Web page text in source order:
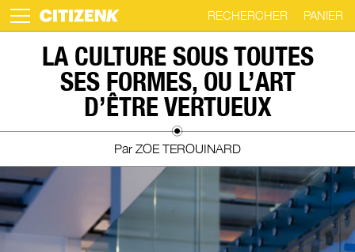
RECHERCHER PANIER
LA CULTURE SOUS TOUTES
SES FORMES, OU L’ART
D’ÊTRE VERTUEUX
Par ZOE TEROUINARD